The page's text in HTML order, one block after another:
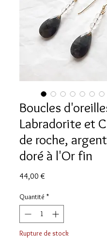
Boucles
Labradorite et
de roche,
doré à l'Or fin
44,00 €
Quantité *
Rupture de stock